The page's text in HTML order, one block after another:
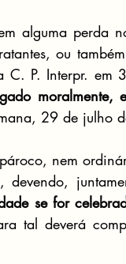
alguma perda
ou
29 de julho
nem
se for
tal deverá